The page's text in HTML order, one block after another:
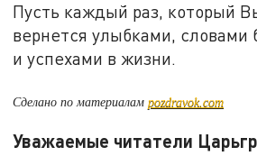
Пусть каждый раз, который
вернется улыбками, словами
и успехами в жизни.
Сделано по материаламpozdravok.com
Уважаемые читатели